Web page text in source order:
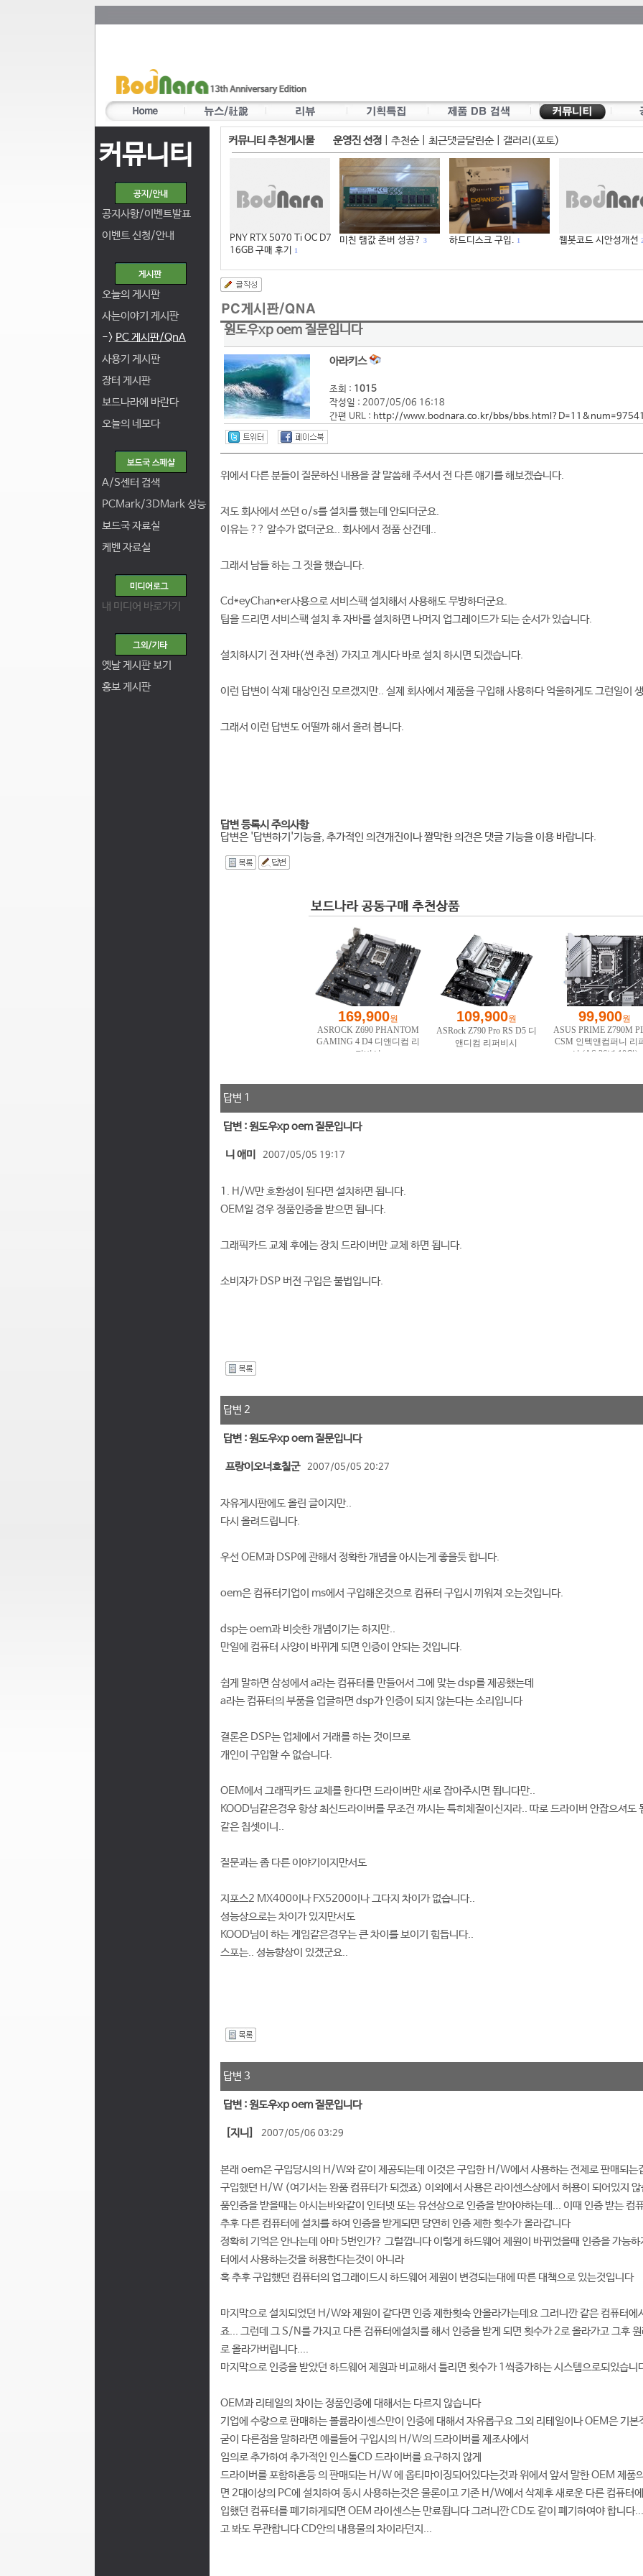
커뮤니티
공지사항/이벤트발표
이벤트 신청/안내
오늘의 게시판
사는이야기 게시판
-> PC 게시판/QnA
사용기 게시판
장터 게시판
보드나라에 바란다
오늘의 네모다
A/S센터 검색
PCMark/3DMark 성능
보드국 자료실
케벤 자료실
내 미디어 바로가기
옛날 게시판 보기
홍보 게시판
커뮤니티 추천게시물 운영진 선정 추천순| 최근댓글달린순| 갤러리(포토)
PNY RTX 5070 Ti OC D7
16GB 구매 후기
1
미친 램값 존버 성공? 3 하드디스크 구입. 1 웹봇코드 시안성개선 2
원도우xp oem 질문입니다
아라키스
조회 : 1015
작성일 : 2007/05/06 16:18
간편 URL : http://www.bodnara.co.kr/bbs/
위에서 다른 분들이 질문하신 내용을 잘 말씀해 주셔서 전 다른 얘기를 해보겠습니다.
저도 회사에서 쓰던 o/s를 설치를 했는데 안되더군요.
이유는 ?? 알수가 없더군요.. 회사에서 정품 산건데..
그래서 남들 하는 그 짓을 했습니다.
Cd*eyChan*er사용으로 서비스팩 설치해서 사용해도 무방하더군요.
팁을 드리면 서비스팩 설치 후 자바를 설치하면 나머지 업그레이드가 되는 순서가 있습니다.
설치하시기 전 자바(썬 추천) 가지고 계시다 바로 설치 하시면 되겠습니다.
이런 답변이 삭제 대상인진 모르겠지만.. 실제 회사에서 제품을 구입해 사용하다 억울하게도 그런일이
그래서 이런 답변도 어떨까 해서 올려 봅니다.
답변 등록시 주의사항
답변은 '답변하기'기능을, 추가적인 의견개진이나 짤막한 의견은 댓글 기능을 이용 바랍니다.
답변 1
답변 : 원도우xp oem 질문입니다
니 애미 2007/05/05 19:17
1. H/W만 호환성이 된다면 설치하면 됩니다.
OEM일 경우 정품인증을 받으면 됩니다.
그래픽카드 교체 후에는 장치 드라이버만 교체 하면 됩니다.
소비자가 DSP 버전 구입은 불법입니다.
답변 2
답변 : 원도우xp oem 질문입니다
프랑이오너호칠군 2007/05/05 20:27
자유게시판에도 올린 글이지만..
다시 올려드립니다.
우선 OEM과 DSP에 관해서 정확한 개념을 아시는게 좋을듯 합니다.
oem은 컴퓨터기업이 ms에서 구입해온것으로 컴퓨터 구입시 끼워져 오는것입니다.
dsp는 oem과 비슷한 개념이기는 하지만..
만일에 컴퓨터 사양이 바뀌게 되면 인증이 안되는 것입니다.
쉽게 말하면 삼성에서 a라는 컴퓨터를 만들어서 그에 맞는 dsp를 제공했는데
a라는 컴퓨터의 부품을 업글하면 dsp가 인증이 되지 않는다는 소리입니다
결론은 DSP는 업체에서 거래를 하는 것이므로
개인이 구입할 수 없습니다.
OEM에서 그래픽카드 교체를 한다면 드라이버만 새로 잡아주시면 됩니다만..
KOOD님같은경우 항상 최신드라이버를 무조건 까시는 특히체질이신지라.. 따로 드라이버 안잡으셔도
같은 칩셋이니..
질문과는 좀 다른 이야기이지만서도
지포스2 MX400이나 FX5200이나 그다지 차이가 없습니다..
성능상으로는 차이가 있지만서도
KOOD님이 하는 게임같은경우는 큰 차이를 보이기 힘듭니다..
스포는.. 성능향상이 있겠군요..
답변 3
답변 : 원도우xp oem 질문입니다
[지니] 2007/05/06 03:29
본래 oem은 구입당시의 H/W와 같이 제공되는데 이것은 구입한 H/W에서 사용하는 전제로 판매되는
구입했던 H/W (여기서는 완품 컴퓨터가 되겠죠) 이외에서 사용은 라이센스상에서 허용이 되어있지
품인증을 받을때는 아시는바와같이 인터넷 또는 유선상으로 인증을 받아야하는데... 이때 인증 받는
추후 다른 컴퓨터에 설치를 하여 인증을 받게되면 당연히 인증 제한 횟수가 올라갑니다
정확히 기억은 안나는데 아마 5번인가? 그럴껍니다 이렇게 하드웨어 제원이 바뀌었을때 인증을 가능
터에서 사용하는것을 허용한다는것이 아니라
혹 추후 구입했던 컴퓨터의 업그래이드시 하드웨어 제원이 변경되는대에 따른 대책으로 있는것입니다
마지막으로 설치되었던 H/W와 제원이 같다면 인증 제한횟숙 안올라가는데요 그러니깐 같은 컴퓨터
죠... 그런데 그 S/N를 가지고 다른 검퓨터에설치를 해서 인증을 받게 되면 횟수가 2로 올라가고 그후
로 올라가버립니다....
마지막으로 인증을 받았던 하드웨어 제원과 비교해서 틀리면 횟수가 1씩증가하는 시스템으로되있습니
OEM과 리테일의 차이는 정품인증에 대해서는 다르지 않습니다
기업에 수량으로 판매하는 볼륨라이센스만이 인증에 대해서 자유롭구요 그외 리테일이나 OEM은 기본
굳이 다른점을 말하라면 예를들어 구입시의 H/W의 드라이버를 제조사에서
임의로 추가하여 추가적인 인스톨CD 드라이버를 요구하지 않게
드라이버를 포함하흔등 의 판매되는 H/W 에 옵티마이징되어있다는것과 위에서 앞서 말한 OEM 제품
면 2대이상의 PC에 설치하여 동시 사용하는것은 물론이고 기존 H/W에서 삭제후 새로운 다른 컴퓨터
입했던 컴퓨터를 폐기하게되면 OEM 라이센스는 만료됩니다 그러니깐 CD도 같이 폐기하여야 합니
고 봐도 무관합니다 CD안의 내용물의 차이라던지...